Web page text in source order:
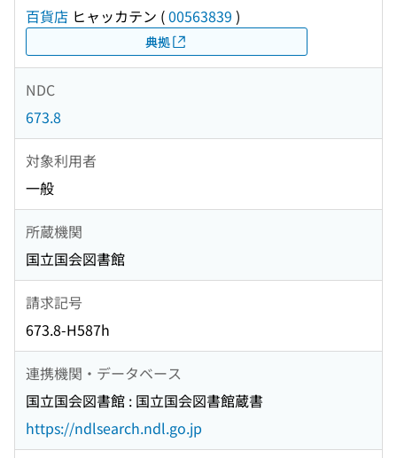
百貨店 ヒャッカテン (00563839 )
典拠
NDC
673.8
対象利用者
一般
所蔵機関
国立国会図書館
請求記号
673.8-H587h
連携機関・データベース
国立国会図書館 : 国立国会図書館蔵書
https://ndlsearch.ndl.go.jp